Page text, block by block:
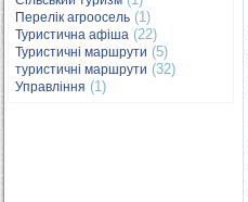
Перелік агроосель (1)
Туристична афіша (22)
Туристичні маршрути (5)
туристичні маршрути (32)
Управління (1)